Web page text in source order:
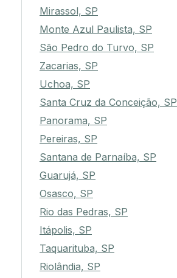
Mirassol, SP
Monte Azul Paulista, SP
São Pedro do Turvo, SP
Zacarias, SP
Uchoa, SP
Santa Cruz da Conceição, SP
Panorama, SP
Pereiras, SP
Santana de Parnaíba, SP
Guarujá, SP
Osasco, SP
Rio das Pedras, SP
Itápolis, SP
Taquarituba, SP
Riolândia, SP